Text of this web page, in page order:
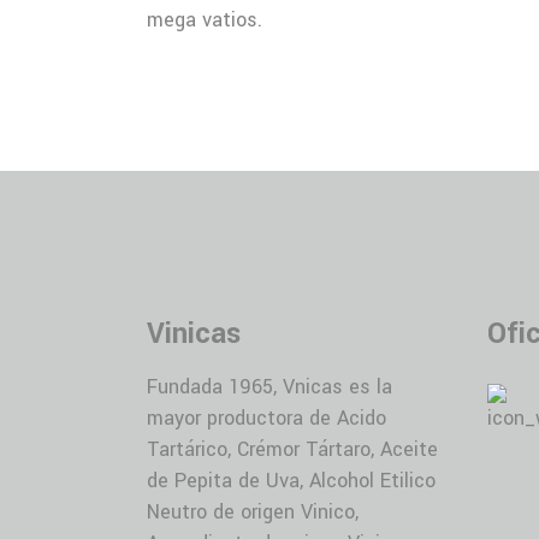
mega vatios.
Vinicas
Fundada 1965, Vnicas es la
mayor productora de Acido
Tartárico, Crémor Tártaro, Aceite
de Pepita de Uva, Alcohol Etilico
Neutro de origen Vinico,